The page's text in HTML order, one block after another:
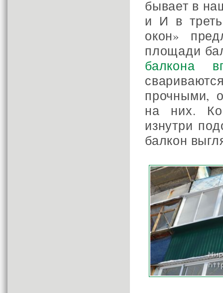
бывает в
и И в
окон»
площади
балкона
прочными,
на них.
изнутри
балкон